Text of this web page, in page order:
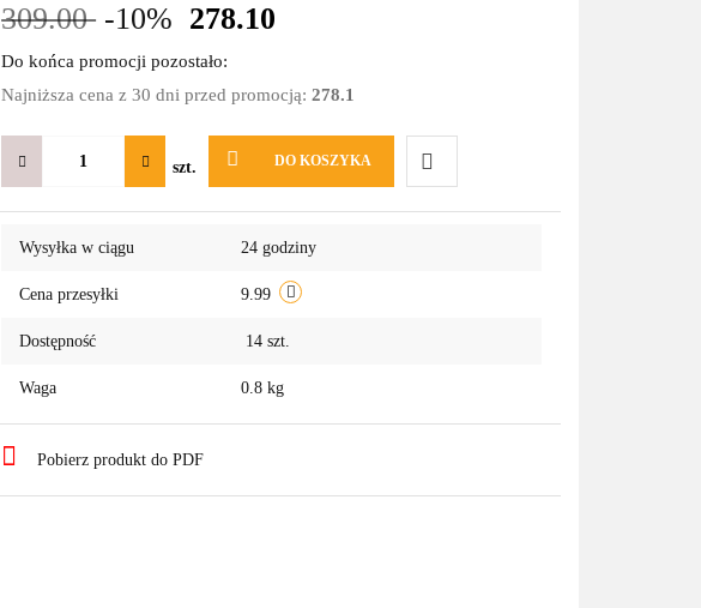
309.00 -10% 278.10
Do końca promocji pozostało:
Najniższa cena z 30 dni przed promocją:278.1
szt. DO KOSZYKA
Do
Wysyłka w ciągu 24 godziny
Cena przesyłki 9.99
Dostępność 14 szt.
Waga 0.8 kg
Pobierz produkt do PDF